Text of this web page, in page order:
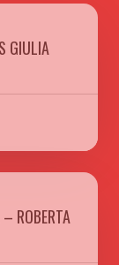
GIULIA
ROBERTA